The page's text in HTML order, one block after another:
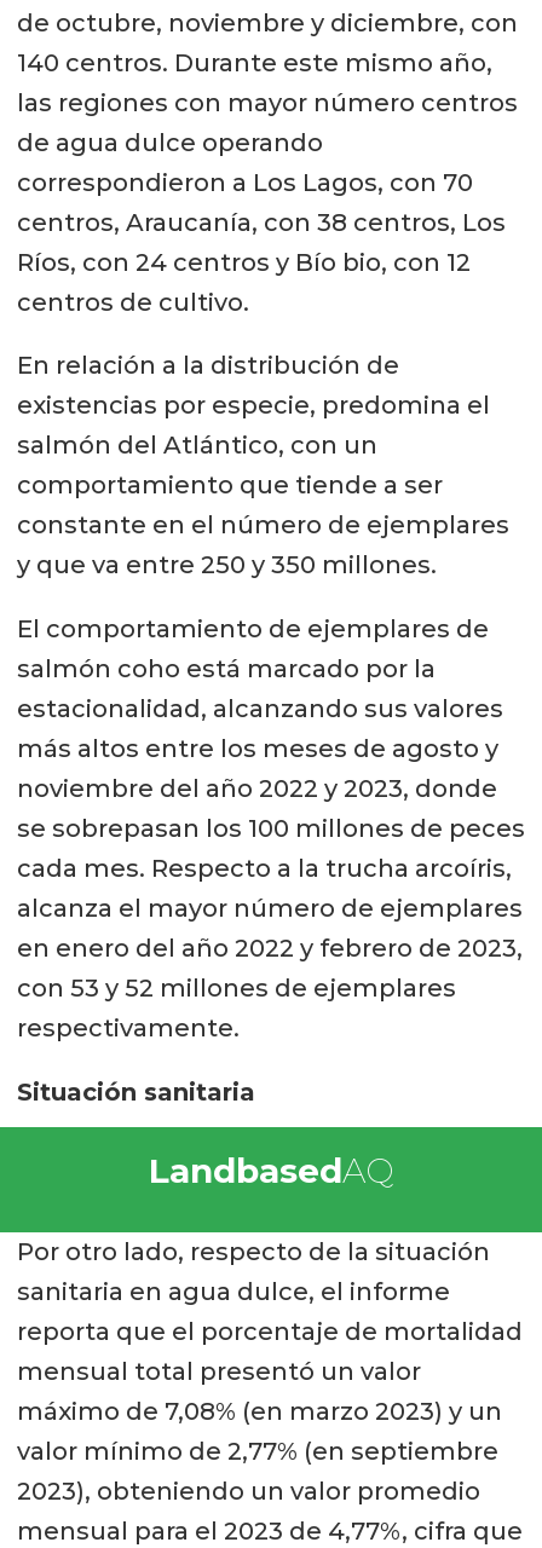
de octubre, noviembre y diciembre, con
140 centros. Durante este mismo año,
las regiones con mayor número centros
de agua dulce operando
correspondieron a Los Lagos, con 70
centros, Araucanía, con 38 centros, Los
Ríos, con 24 centros y Bío bio, con 12
centros de cultivo.
En relación a la distribución de
existencias por especie, predomina el
salmón del Atlántico, con un
comportamiento que tiende a ser
constante en el número de ejemplares
y que va entre 250 y 350 millones.
El comportamiento de ejemplares de
salmón coho está marcado por la
estacionalidad, alcanzando sus valores
más altos entre los meses de agosto y
noviembre del año 2022 y 2023, donde
se sobrepasan los 100 millones de peces
cada mes. Respecto a la trucha arcoíris,
alcanza el mayor número de ejemplares
en enero del año 2022 y febrero de 2023,
con 53 y 52 millones de ejemplares
respectivamente.
Situación sanitaria
LandbasedAQ
Por otro lado, respecto de la situación
sanitaria en agua dulce, el informe
reporta que el porcentaje de mortalidad
mensual total presentó un valor
máximo de 7,08% (en marzo 2023) y un
valor mínimo de 2,77% (en septiembre
2023), obteniendo un valor promedio
mensual para el 2023 de 4,77%, cifra que